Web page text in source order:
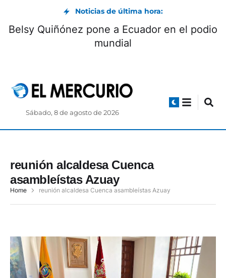
Noticias de última hora:
Belsy Quiñónez pone a Ecuador en el podio
mundial
Sábado, 8 de agosto de 2026
reunión alcaldesa Cuenca
asambleístas Azuay
Home reunión alcaldesa Cuenca asambleístas Azuay